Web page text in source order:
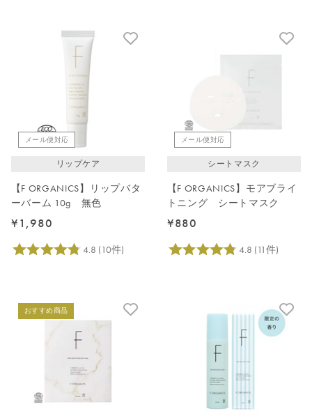
メール便対応
リップケア
【F ORGANICS】リップバタ
ーバーム 10g 無色
¥1,980
メール便対応
シートマスク
【F ORGANICS】モアブライ
トニング シートマスク
¥880
おすすめ商品